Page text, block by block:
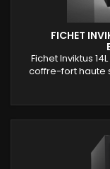
FICHET
Fichet Inviktus
coffre-fort haute
protection